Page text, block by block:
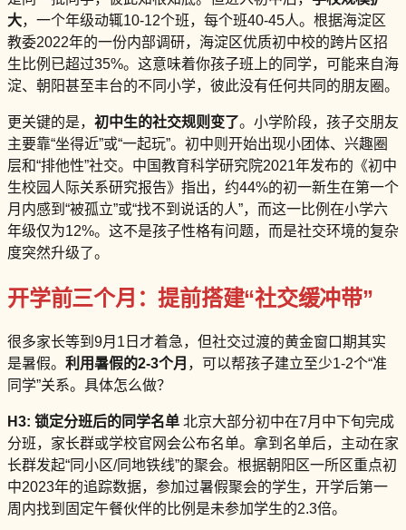
大，一个年级动辄10-12个班，每个班40-45人。根据海淀区
教委2022年的一份内部调研，海淀区优质初中校的跨片区招
生比例已超过35%。这意味着你孩子班上的同学，可能来自海
淀、朝阳甚至丰台的不同小学，彼此没有任何共同的朋友圈。
更关键的是， 初中生的社交规则变了。小学阶段，孩子交朋友
主要靠“坐得近”或“一起玩”。初中则开始出现小团体、兴趣圈
层和“排他性”社交。中国教育科学研究院2021年发布的《初中
生校园人际关系研究报告》指出，约44%的初一新生在第一个
月内感到“被孤立”或“找不到说话的人”，而这一比例在小学六
年级仅为12%。这不是孩子性格有问题，而是社交环境的复杂
度突然升级了。
开学前三个月：提前搭建“社交缓冲带”
很多家长等到9月1日才着急，但社交过渡的黄金窗口期其实
是暑假。 利用暑假的2-3个月 ，可以帮孩子建立至少1-2个“准
同学”关系。具体怎么做？
H3: 锁定分班后的同学名单 北京大部分初中在7月中下旬完成
分班，家长群或学校官网会公布名单。拿到名单后，主动在家
长群发起“同小区/同地铁线”的聚会。根据朝阳区一所区重点初
中2023年的追踪数据，参加过暑假聚会的学生，开学后第一
周内找到固定午餐伙伴的比例是未参加学生的2.3倍。